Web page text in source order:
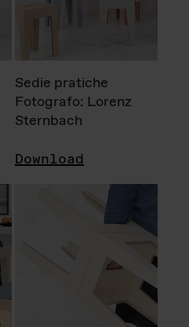
Sedie pratiche
Fotografo: Lorenz
Sternbach
Download